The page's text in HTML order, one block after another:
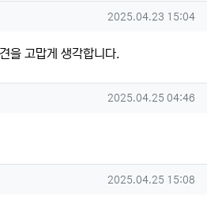
작성일
2025.04.23 15:04
을 고맙게 생각합니다.
작성일
2025.04.25 04:46
작성일
2025.04.25 15:08